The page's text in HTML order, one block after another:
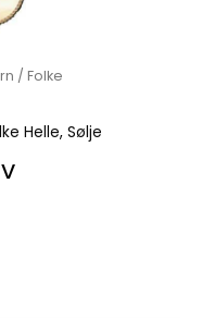
/ Folke
Helle, Sølje